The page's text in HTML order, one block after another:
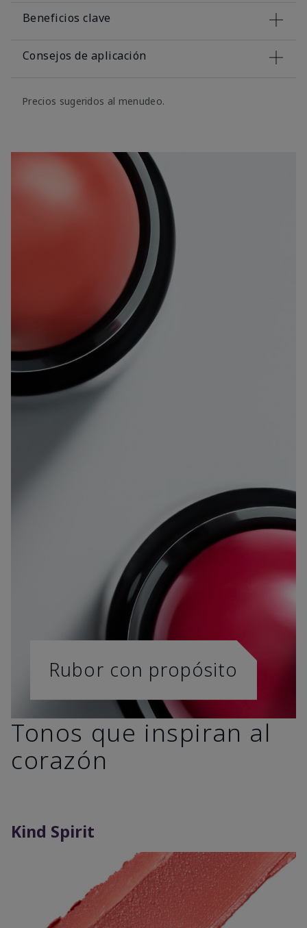
Beneficios clave
Consejos de aplicación
Precios sugeridos al menudeo.
Rubor con propósito
Tonos que inspiran al
corazón
Kind Spirit